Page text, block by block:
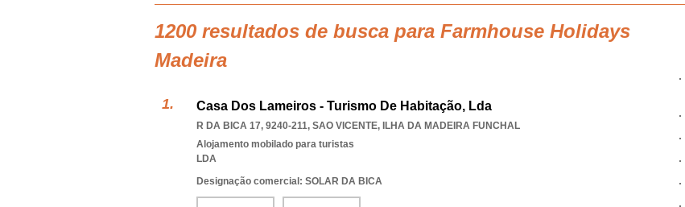
1200 resultados de busca para Farmhouse Holidays
Madeira
Casa Dos Lameiros - Turismo De Habitação, Lda
R DA BICA 17, 9240-211, SAO VICENTE, ILHA DA MADEIRA FUNCHAL
Alojamento mobilado para turistas
LDA
Designação comercial: SOLAR DA BICA